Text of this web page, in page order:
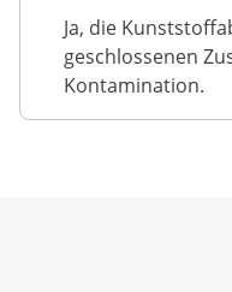
Ja, die
geschlossenen
Kontamination.